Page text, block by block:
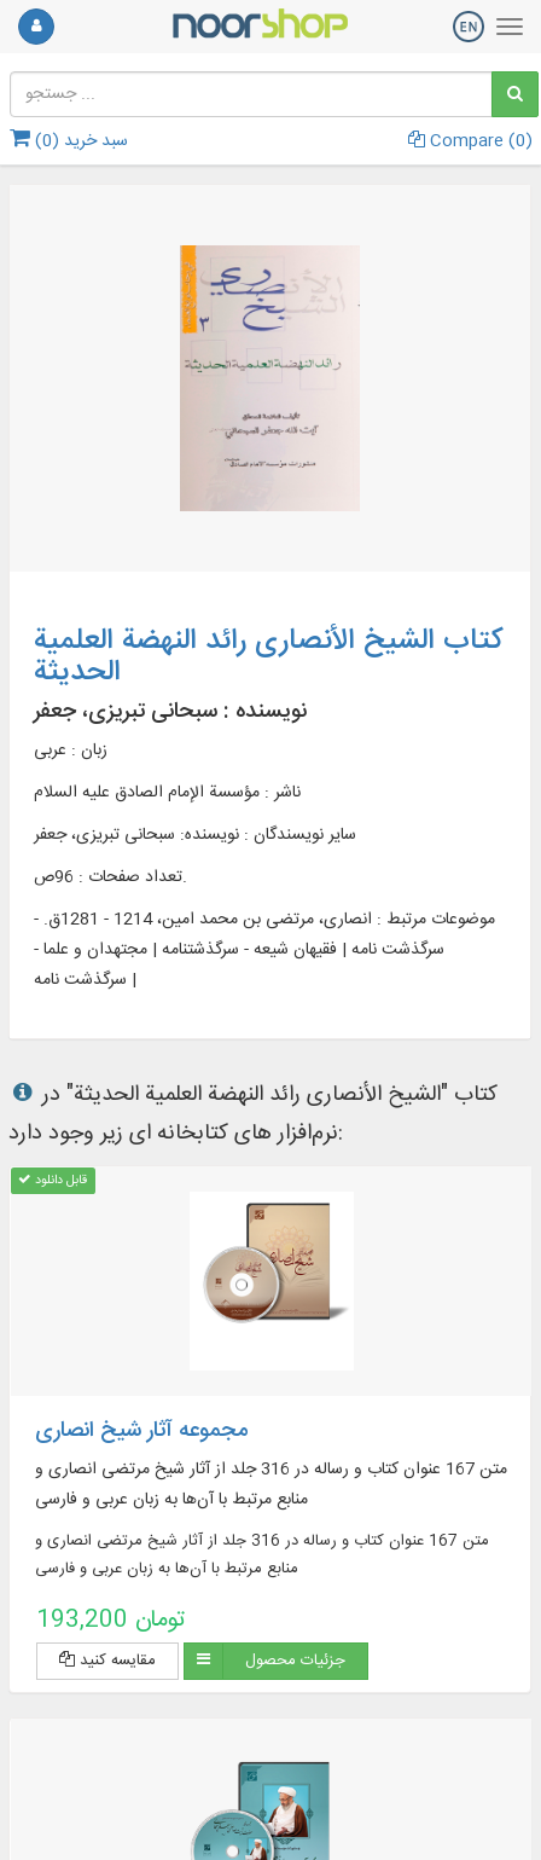
سبد خرید (0
) Compare (0)
کتاب الشیخ الأنصاری رائد النهضة العلمیة
الحدیثة
نویسنده : سبحانی تبریزی، جعفر
زبان : عربی
ناشر : مؤسسة الإمام الصادق علیه السلام
سایر نویسندگان : نویسنده: سبحانی تبریزی، جعفر
تعداد صفحات : 96ص.
موضوعات مرتبط :
انصاری، مرتضی بن محمد امین، 1214 - 1281ق. -
سرگذشت نامه | فقیهان شیعه - سرگذشتنامه | مجتهدان و علما -
سرگذشت نامه |
کتاب "الشیخ الأنصاری رائد النهضة العلمیة الحدیثة" در
نرم‌افزار های کتابخانه ای زیر وجود دارد:
قابل دانلود
مجموعه آثار شیخ انصاری
متن 167 عنوان کتاب و رساله در 316 جلد از آثار شیخ مرتضی انصاری و
منابع مرتبط با آن‌ها به زبان‌ عربی و فارسی
متن 167 عنوان کتاب و رساله در 316 جلد از آثار شیخ مرتضی انصاری و
منابع مرتبط با آن‌ها به زبان‌ عربی و فارسی
193,200 تومان
مقایسه کنید جزئیات محصول